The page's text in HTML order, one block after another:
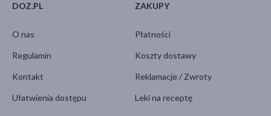
DOZ.PL
O nas
Regulamin
Kontakt
Ułatwienia dostępu
ZAKUPY
Płatności
Koszty dostawy
Reklamacje / Zwroty
Leki na receptę